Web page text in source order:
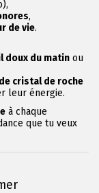
,
de vie.
doux du matin ou
cristal de roche
leur énergie.
à chaque
que tu veux